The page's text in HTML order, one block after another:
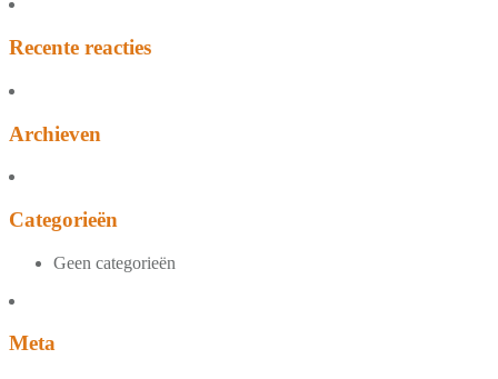
Recente reacties
Archieven
Categorieën
Geen categorieën
Meta